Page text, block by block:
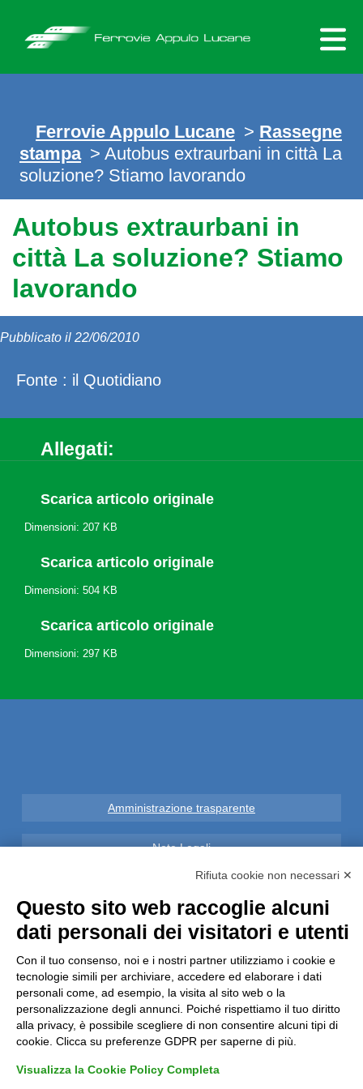
content
Ferrovie Appulo Lucane > Rassegne
stampa > Autobus extraurbani in città La
soluzione? Stiamo lavorando
Autobus extraurbani in
città La soluzione? Stiamo
lavorando
Pubblicato il 22/06/2010
Fonte : il Quotidiano
Allegati:
Scarica articolo originale
Dimensioni: 207 KB
Scarica articolo originale
Dimensioni: 504 KB
Scarica articolo originale
Dimensioni: 297 KB
Amministrazione trasparente
Note Legali
Informative GDPR (679/2016)
Reclami
Rimborsi ed Indennizzi
Contatti
Rifiuta cookie non necessari ✕
Questo sito web raccoglie alcuni
dati personali dei visitatori e utenti
Con il tuo consenso, noi e i nostri partner utilizziamo i cookie e
tecnologie simili per archiviare, accedere ed elaborare i dati
personali come, ad esempio, la visita al sito web o la
personalizzazione degli annunci. Poiché rispettiamo il tuo diritto
alla privacy, è possibile scegliere di non consentire alcuni tipi di
cookie. Clicca su preferenze GDPR per saperne di più.
Visualizza la Cookie Policy Completa